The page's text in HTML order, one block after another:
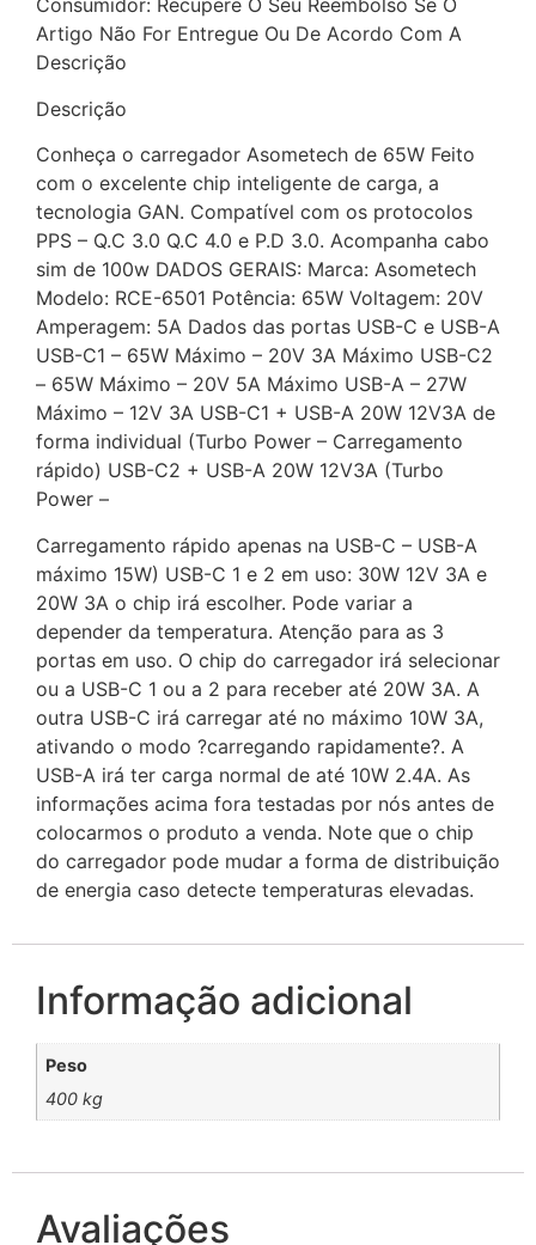
Consumidor: Recupere O Seu Reembolso Se O
Artigo Não For Entregue Ou De Acordo Com A
Descrição
Descrição
Conheça o carregador Asometech de 65W Feito
com o excelente chip inteligente de carga, a
tecnologia GAN. Compatível com os protocolos
PPS – Q.C 3.0 Q.C 4.0 e P.D 3.0. Acompanha cabo
sim de 100w DADOS GERAIS: Marca: Asometech
Modelo: RCE-6501 Potência: 65W Voltagem: 20V
Amperagem: 5A Dados das portas USB-C e USB-A
USB-C1 – 65W Máximo – 20V 3A Máximo USB-C2
– 65W Máximo – 20V 5A Máximo USB-A – 27W
Máximo – 12V 3A USB-C1 + USB-A 20W 12V3A de
forma individual (Turbo Power – Carregamento
rápido) USB-C2 + USB-A 20W 12V3A (Turbo
Power –
Carregamento rápido apenas na USB-C – USB-A
máximo 15W) USB-C 1 e 2 em uso: 30W 12V 3A e
20W 3A o chip irá escolher. Pode variar a
depender da temperatura. Atenção para as 3
portas em uso. O chip do carregador irá selecionar
ou a USB-C 1 ou a 2 para receber até 20W 3A. A
outra USB-C irá carregar até no máximo 10W 3A,
ativando o modo ?carregando rapidamente?. A
USB-A irá ter carga normal de até 10W 2.4A. As
informações acima fora testadas por nós antes de
colocarmos o produto a venda. Note que o chip
do carregador pode mudar a forma de distribuição
de energia caso detecte temperaturas elevadas.
Informação adicional
Peso
400 kg
Avaliações